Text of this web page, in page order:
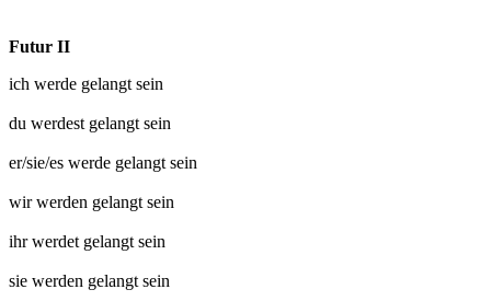
Futur II
ich werde gelangt sein
du werdest gelangt sein
er/sie/es werde gelangt sein
wir werden gelangt sein
ihr werdet gelangt sein
sie werden gelangt sein